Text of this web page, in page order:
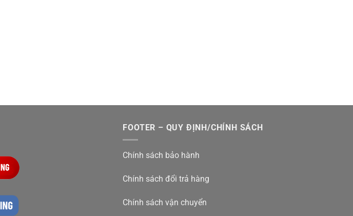
FOOTER – QUY ĐỊNH/CHÍNH SÁCH
Chính sách bảo hành
Chính sách đổi trả hàng
Chính sách vận chuyển